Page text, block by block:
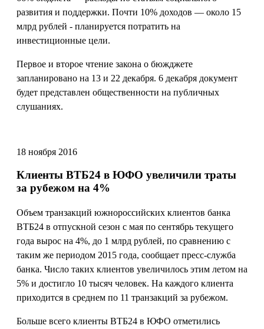
развития и поддержки. Почти 10% доходов — около 15
млрд рублей - планируется потратить на
инвестиционные цели.
Первое и второе чтение закона о бюжджете
запланировано на 13 и 22 декабря. 6 декабря документ
будет представлен общественности на публичных
слушаниях.
18 ноября 2016
Клиенты ВТБ24 в ЮФО увеличили траты
за рубежом на 4%
Объем транзакций южнороссийских клиентов банка
ВТБ24 в отпускной сезон с мая по сентябрь текущего
года вырос на 4%, до 1 млрд рублей, по сравнению с
таким же периодом 2015 года, сообщает пресс-служба
банка. Число таких клиентов увеличилось этим летом на
5% и достигло 10 тысяч человек. На каждого клиента
приходится в среднем по 11 транзакций за рубежом.
Больше всего клиенты ВТБ24 в ЮФО отметились